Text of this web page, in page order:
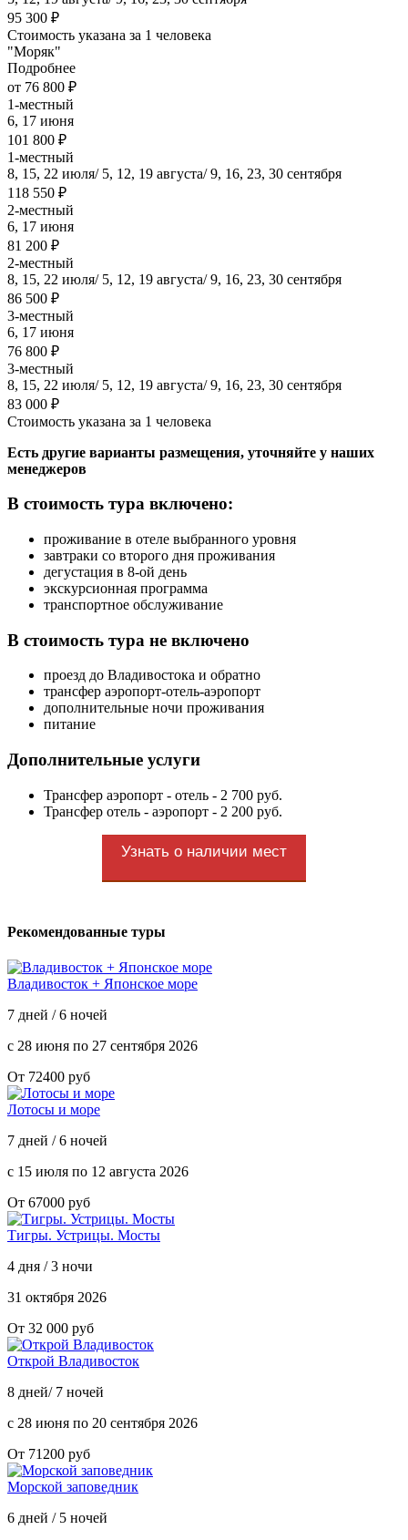
95 300 ₽
Стоимость указана за 1 человека
"Моряк"
Подробнее
от 76 800 ₽
1-местный
6, 17 июня
101 800 ₽
1-местный
8, 15, 22 июля/ 5, 12, 19 августа/ 9, 16, 23, 30 сентября
118 550 ₽
2-местный
6, 17 июня
81 200 ₽
2-местный
8, 15, 22 июля/ 5, 12, 19 августа/ 9, 16, 23, 30 сентября
86 500 ₽
3-местный
6, 17 июня
76 800 ₽
3-местный
8, 15, 22 июля/ 5, 12, 19 августа/ 9, 16, 23, 30 сентября
83 000 ₽
Стоимость указана за 1 человека
Есть другие варианты размещения, уточняйте у наших
менеджеров
В стоимость тура включено:
проживание в отеле выбранного уровня
завтраки со второго дня проживания
дегустация в 8-ой день
экскурсионная программа
транспортное обслуживание
В стоимость тура не включено
проезд до Владивостока и обратно
трансфер аэропорт-отель-аэропорт
дополнительные ночи проживания
питание
Дополнительные услуги
Трансфер аэропорт - отель - 2 700 руб.
Трансфер отель - аэропорт - 2 200 руб.
Узнать о наличии мест
Рекомендованные туры
Владивосток + Японское море
7 дней / 6 ночей
с 28 июня по 27 сентября 2026
От 72400 руб
Лотосы и море
7 дней / 6 ночей
с 15 июля по 12 августа 2026
От 67000 руб
Тигры. Устрицы. Мосты
4 дня / 3 ночи
31 октября 2026
От 32 000 руб
Открой Владивосток
8 дней/ 7 ночей
с 28 июня по 20 сентября 2026
От 71200 руб
Морской заповедник
6 дней / 5 ночей